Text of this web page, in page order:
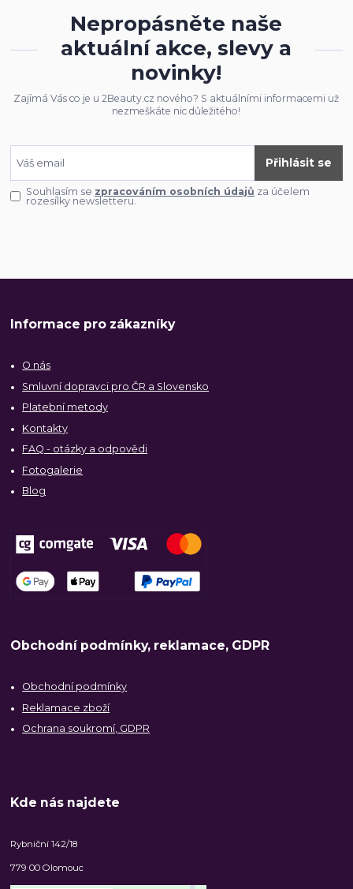
Nepropásněte naše
aktuální akce, slevy a
novinky!
Zajímá Vás co je u 2Beauty.cz nového? S aktuálními informacemi už
nezmeškáte nic důležitého!
Přihlásit se
Souhlasím se zpracováním osobních údajů za účelem
rozesílky newsletteru.
Informace pro zákazníky
O nás
Smluvní dopravci pro ČR a Slovensko
Platební metody
Kontakty
FAQ - otázky a odpovědi
Fotogalerie
Blog
Obchodní podmínky, reklamace, GDPR
Obchodní podmínky
Reklamace zboží
Ochrana soukromí, GDPR
Kde nás najdete
Rybniční 142/18
779 00 Olomouc